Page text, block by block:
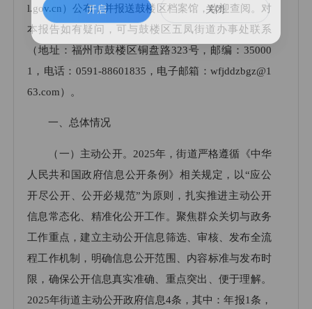
l.gov.cn）公布，并报送鼓楼区档案馆，欢迎查阅。对
本报告如有疑问，可与鼓楼区五凤街道办事处联系
（地址：福州市鼓楼区铜盘路323号，邮编：35000
1，电话：0591-88601835，电子邮箱：wfjddzbgz@1
63.com）。
一、总体情况
（一）主动公开。2025年，街道严格遵循《中华
人民共和国政府信息公开条例》相关规定，以“应公
开尽公开、公开必规范”为原则，扎实推进主动公开
信息常态化、精准化公开工作。聚焦群众关切与政务
工作重点，建立主动公开信息筛选、审核、发布全流
程工作机制，明确信息公开范围、内容标准与发布时
限，确保公开信息真实准确、重点突出、便于理解。
2025年街道主动公开政府信息4条，其中：年报1条，
开启 关闭